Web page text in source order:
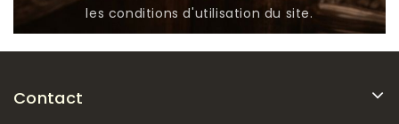
les conditions d'utilisation du site.
Contact